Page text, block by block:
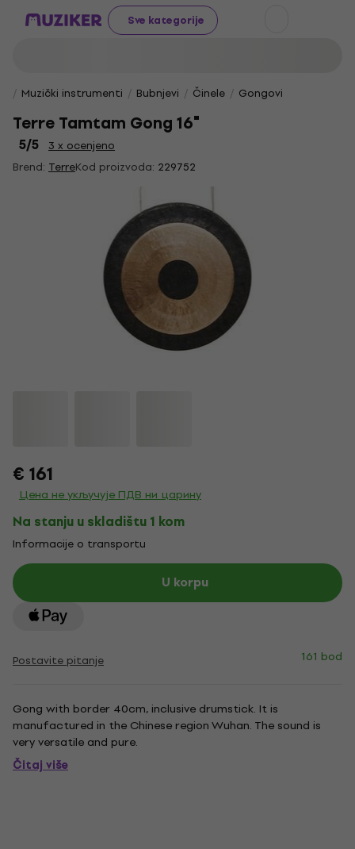
Sve kategorije
Muzički instrumenti Bubnjevi Činele Gongovi
Terre Tamtam Gong 16"
5/5
3 x ocenjeno
Brend: TerreKod proizvoda: 229752
€ 161
Цена не укључује ПДВ ни царину
Na stanju u skladištu 1 kom
Informacije o transportu
U korpu
Postavite pitanje 161 bod
Gong with border 40cm, inclusive drumstick. It is
manufactured in the Chinese region Wuhan. The sound is
very versatile and pure.
Čitaj više